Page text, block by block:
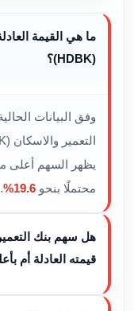
ما هي القيمة
(HDBK)؟
وفق البيانات
التعمير والاسكان (HDBK)
يظهر السهم أعلى
محتملًا بنحو19.6%
.
قيمته العادلة أم